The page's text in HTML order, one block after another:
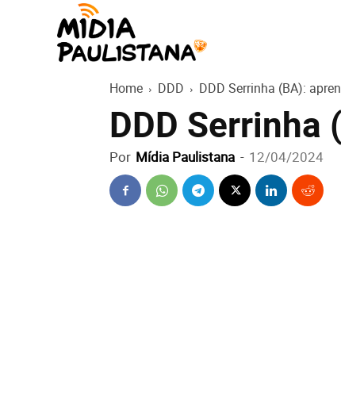
Paulistana
Home DDD DDD Serrinha (BA):
DDD Serrinha
Por Mídia Paulistana - 12/04/2024